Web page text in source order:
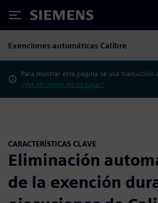
Siemens
Exenciones automáticas Calibre
Para mostrar esta página se usa traducción
¿Ver en inglés en su lugar?
CARACTERÍSTICAS CLAVE
Eliminación
de la exención